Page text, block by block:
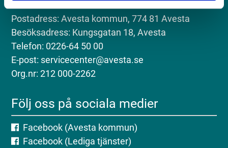
Postadress: Avesta kommun, 774 81 Avesta
Besöksadress: Kungsgatan 18, Avesta
Telefon: 0226-64 50 00
E-post: servicecenter@avesta.se
Org.nr: 212 000-2262
Följ oss på sociala medier
Facebook (Avesta kommun)
Facebook (Lediga tjänster)